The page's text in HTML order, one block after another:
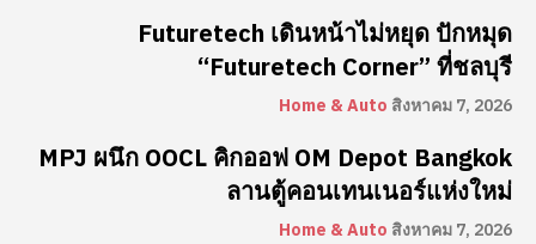
Futuretech เดินหน้าไม่หยุด ปักหมุด
“Futuretech Corner” ที่ชลบุรี
Home & Auto สิงหาคม 7, 2026
MPJ ผนึก OOCL คิกออฟ OM Depot Bangkok
ลานตู้คอนเทนเนอร์แห่งใหม่
Home & Auto สิงหาคม 7, 2026